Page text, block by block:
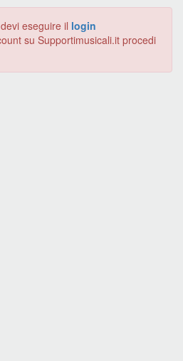
eseguire il login
su Supportimusicali.it procedi